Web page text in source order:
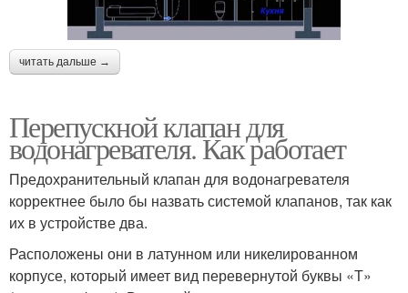
читать дальше →
Перепускной клапан для
водонагревателя. Как работает
Предохранительный клапан для водонагревателя
корректнее было бы назвать системой клапанов, так как
их в устройстве два.
Расположены они в латунном или никелированном
корпусе, который имеет вид перевернутой буквы «Т»